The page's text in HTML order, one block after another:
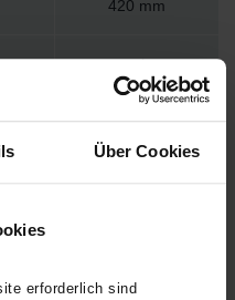
Über Cookies
erforderlich sind
420 mm
Kunststof